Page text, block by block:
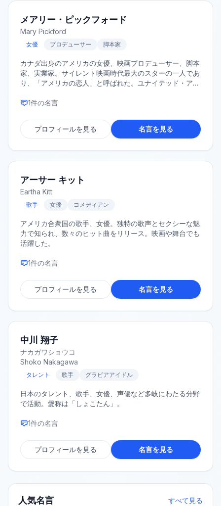
メアリー・ピックフォード
Mary Pickford
女優 プロデューサー 脚本家
カナダ出身のアメリカの女優、映画プロデューサー、脚本
家、実業家。サイレント映画時代最大のスターの一人であ
り、「アメリカの恋人」と呼ばれた。ユナイテッド・アー
1件の名言
プロフィールを見る 名言を見る
アーサー キット
Eartha Kitt
歌手 女優 コメディアン
アメリカ合衆国の歌手、女優。独特の歌声とセクシーな魅
力で知られ、数々のヒット曲をリリース。映画や舞台でも
活躍した。
1件の名言
プロフィールを見る 名言を見る
中川 翔子
ナカガワショウコ
Shoko Nakagawa
タレント 歌手 グラビアアイドル
日本のタレント、歌手、女優、声優など多岐にわたる分野
で活動。愛称は「しょこたん」。
1件の名言
プロフィールを見る 名言を見る
人気名言 すべて見る